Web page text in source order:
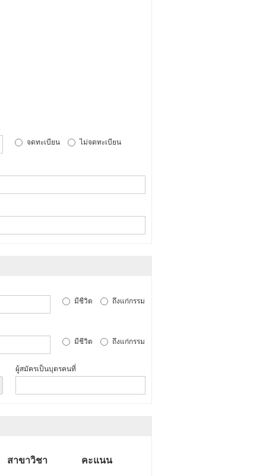
จดทะเบียน
ไม่จดทะเบียน
มีชีวิต
ถึงแก่กรรม
มีชีวิต
ถึงแก่กรรม
ผู้สมัครเป็นบุตรคนที่
สาขาวิชา คะแนน